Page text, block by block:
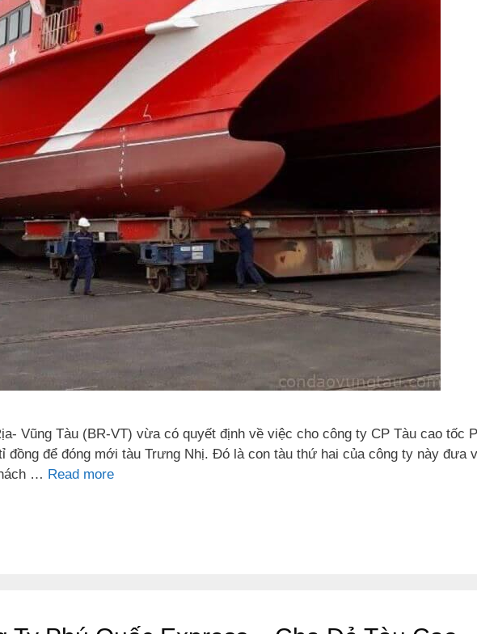
Vũng Tàu (BR-VT) vừa có quyết định về việc cho công ty CP Tàu cao tốc
đồng để đóng mới tàu Trưng Nhị. Đó là con tàu thứ hai của công ty này đưa
… Read more